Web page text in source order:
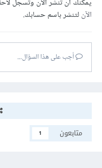
يمكنك أن تنشر الآن وتسجل
الآنلتنشر باسم حسابك.
أجب على هذا السؤال...
متابعون
1